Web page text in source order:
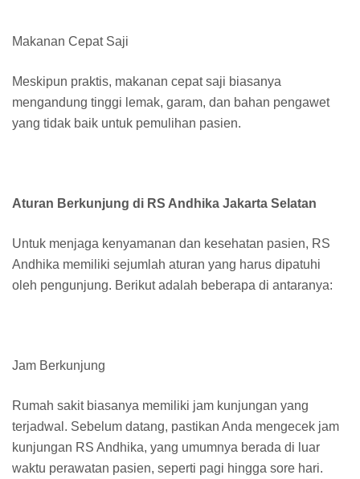
Makanan Cepat Saji
Meskipun praktis, makanan cepat saji biasanya
mengandung tinggi lemak, garam, dan bahan pengawet
yang tidak baik untuk pemulihan pasien.
Aturan Berkunjung di RS Andhika Jakarta Selatan
Untuk menjaga kenyamanan dan kesehatan pasien, RS
Andhika memiliki sejumlah aturan yang harus dipatuhi
oleh pengunjung. Berikut adalah beberapa di antaranya:
Jam Berkunjung
Rumah sakit biasanya memiliki jam kunjungan yang
terjadwal. Sebelum datang, pastikan Anda mengecek jam
kunjungan RS Andhika, yang umumnya berada di luar
waktu perawatan pasien, seperti pagi hingga sore hari.